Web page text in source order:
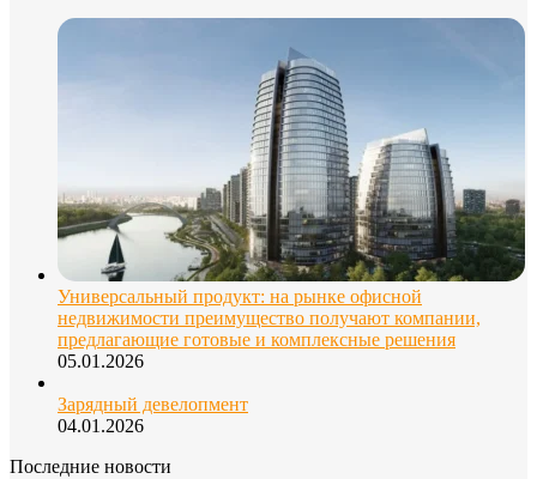
Универсальный продукт: на рынке офисной
недвижимости преимущество получают компании,
предлагающие готовые и комплексные решения
05.01.2026
Зарядный девелопмент
04.01.2026
Последние новости